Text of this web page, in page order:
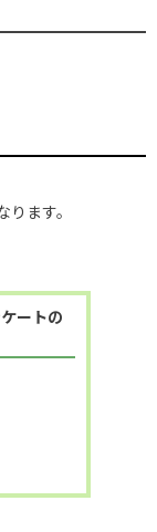
ます。
ートの